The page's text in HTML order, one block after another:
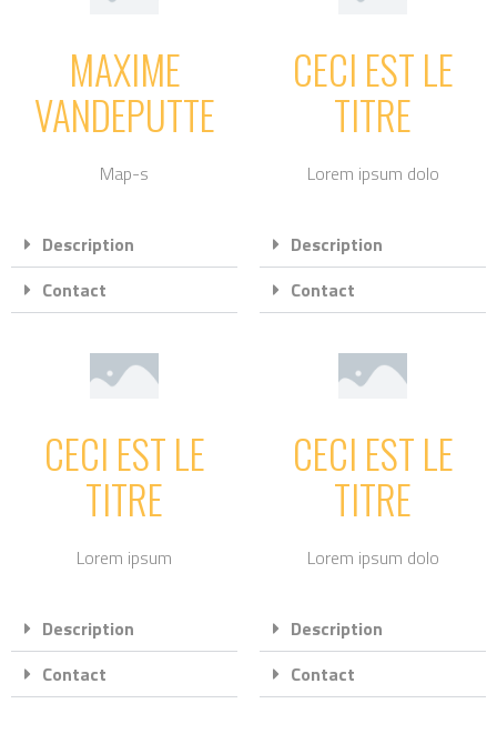
MAXIME
VANDEPUTTE
Map-s
Description
Contact
CECI EST LE
TITRE
Lorem ipsum dolo
Description
Contact
CECI EST LE
TITRE
Lorem ipsum
Description
Contact
CECI EST LE
TITRE
Lorem ipsum dolo
Description
Contact